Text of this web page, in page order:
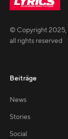
© Copyright2025,
all rights reserved
Beiträge
News
Stories
Social